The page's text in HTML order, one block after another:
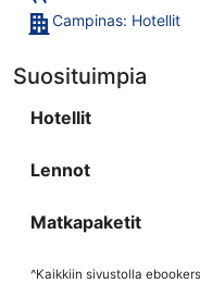
Campinas: Hotellit
Suosituimpia
Hotellit
Lennot
Matkapaketit
^Kaikkiin sivustolla